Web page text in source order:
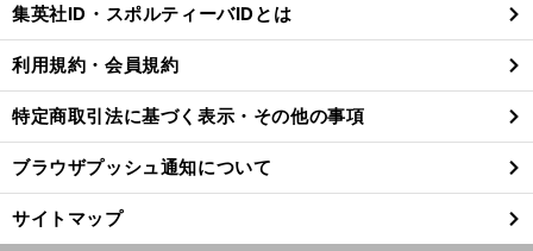
る
集英社ID・スポルティーバIDとは
利用規約・会員規約
特定商取引法に基づく表示・その他の事項
ブラウザプッシュ通知について
サイトマップ